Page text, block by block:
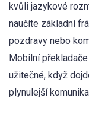
kvůli jazykové
naučíte základní
pozdravy nebo
Mobilní
užitečné, když
plynulejší